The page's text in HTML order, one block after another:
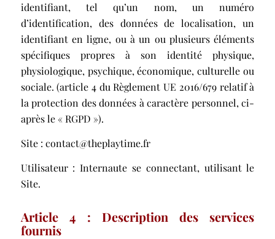
identifiant, tel qu’un nom, un numéro
d’identification, des données de localisation, un
identifiant en ligne, ou à un ou plusieurs éléments
spécifiques propres à son identité physique,
physiologique, psychique, économique, culturelle ou
sociale. (article 4 du Règlement UE 2016/679 relatif à
la protection des données à caractère personnel, ci-
après le « RGPD »).
Site : contact@theplaytime.fr
Utilisateur : Internaute se connectant, utilisant le
Site.
Article 4 : Description des services
fournis